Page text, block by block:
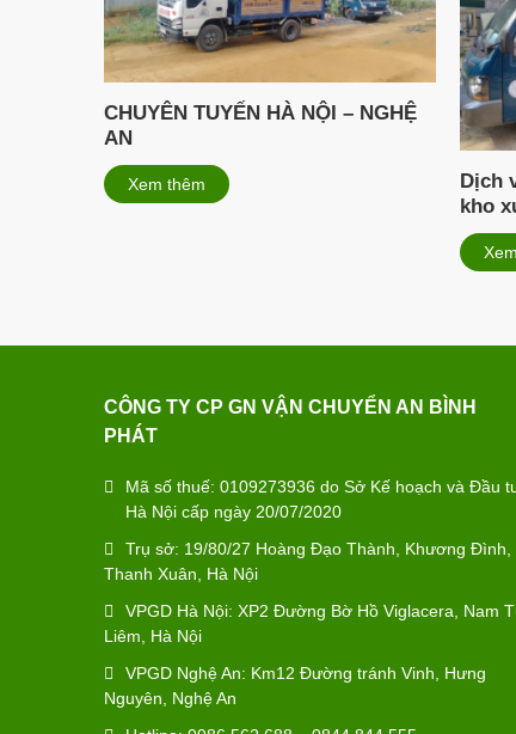
CHUYÊN TUYẾN HÀ NỘI – NGHỆ
AN
Xem thêm
Dịch
kho
CÔNG TY CP GN VẬN CHUYỂN AN BÌNH
PHÁT
Mã số thuế: 0109273936 do Sở Kế hoạch và Đầu
Hà Nội cấp ngày 20/07/2020
Trụ sở: 19/80/27 Hoàng Đạo Thành, Khương Đình,
Thanh Xuân, Hà Nội
VPGD Hà Nội: XP2 Đường Bờ Hồ Viglacera, Nam
Liêm, Hà Nội
VPGD Nghệ An: Km12 Đường tránh Vinh, Hưng
Nguyên, Nghệ An